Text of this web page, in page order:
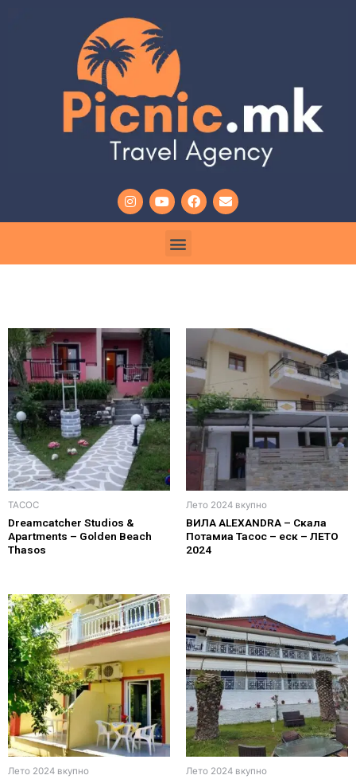
ТАСОС
Dreamcatcher Studios &
Apartments – Golden Beach
Thasos
Лето 2024 вкупно
ВИЛА ALEXANDRA – Скала
Потамиа Тасос – еск – ЛЕТО
2024
Лето 2024 вкупно Лето 2024 вкупно